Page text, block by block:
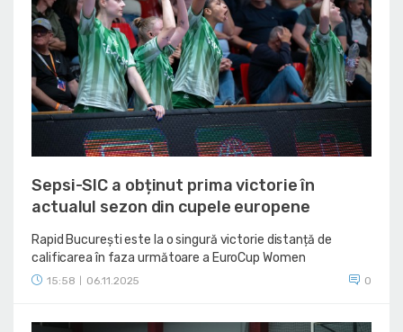
Sepsi-SIC a obținut prima victorie în
actualul sezon din cupele europene
Rapid București este la o singură victorie distanță de
calificarea în faza următoare a EuroCup Women
15:58 06.11.2025 0